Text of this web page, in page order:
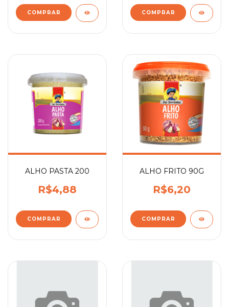
ALHO PASTA 200
R$4,88
ALHO FRITO 90G
R$6,20